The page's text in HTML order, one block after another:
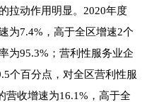
拉动作用明显。2020年度
为7.4%，高于全区增速2个
为95.3%；营利性服务业企
个百分点，对全区营利性服
营收增速为16.1%，高于全